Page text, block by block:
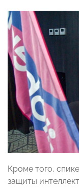
Кроме того,
защиты